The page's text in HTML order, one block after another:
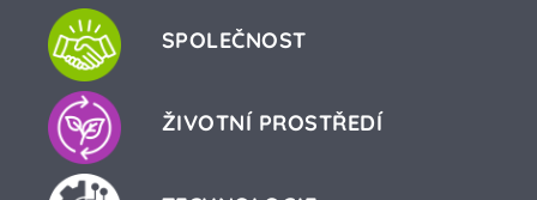
SPOLEČNOST
ŽIVOTNÍ PROSTŘEDÍ